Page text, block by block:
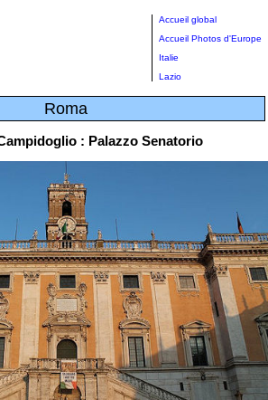
Accueil global
Accueil Photos d'Europe
Italie
Lazio
Roma
: Palazzo Senatorio